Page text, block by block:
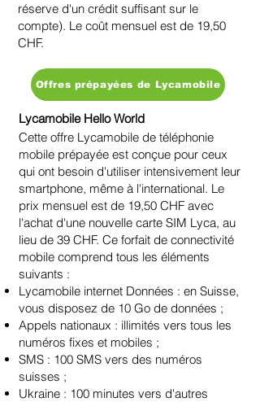
réserve d'un crédit suffisant sur le
compte). Le coût mensuel est de 19,50
CHF.
Offres prépayées de Lycamobile
Lycamobile Hello World
Cette offre Lycamobile de téléphonie
mobile prépayée est conçue pour ceux
qui ont besoin d'utiliser intensivement leur
smartphone, même à l'international. Le
prix mensuel est de 19,50 CHF avec
l'achat d'une nouvelle carte SIM Lyca, au
lieu de 39 CHF. Ce forfait de connectivité
mobile comprend tous les éléments
suivants :
Lycamobile internet Données : en Suisse,
vous disposez de 10 Go de données ;
Appels nationaux : illimités vers tous les
numéros fixes et mobiles ;
SMS : 100 SMS vers des numéros
suisses ;
Ukraine : 100 minutes vers d'autres